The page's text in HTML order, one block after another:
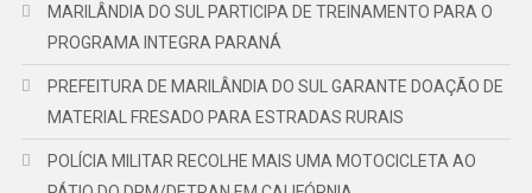
MARILÂNDIA DO SUL PARTICIPA DE TREINAMENTO PARA O
PROGRAMA INTEGRA PARANÁ
PREFEITURA DE MARILÂNDIA DO SUL GARANTE DOAÇÃO DE
MATERIAL FRESADO PARA ESTRADAS RURAIS
POLÍCIA MILITAR RECOLHE MAIS UMA MOTOCICLETA AO